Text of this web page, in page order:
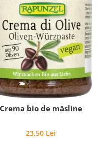
Crema bio de măsline
23,50 Lei